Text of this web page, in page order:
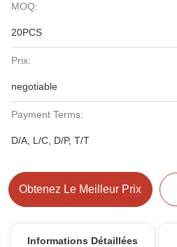
MOQ:
20PCS
Prix:
negotiable
Payment Terms:
D/A, L/C, D/P, T/T
Obtenez Le Meilleur Prix
Informations Détaillées